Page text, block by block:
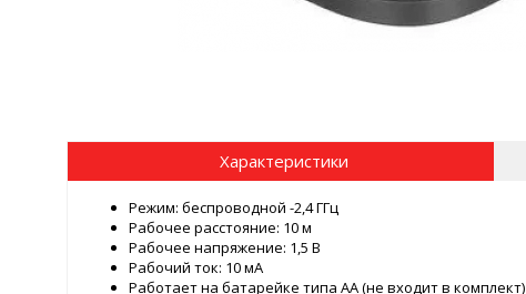
Характеристики
Режим: беспроводной -2,4 ГГц
Рабочее расстояние: 10 м
Рабочее напряжение: 1,5 В
Рабочий ток: 10 мА
Работает на батарейке типа AA (не входит в комплект)